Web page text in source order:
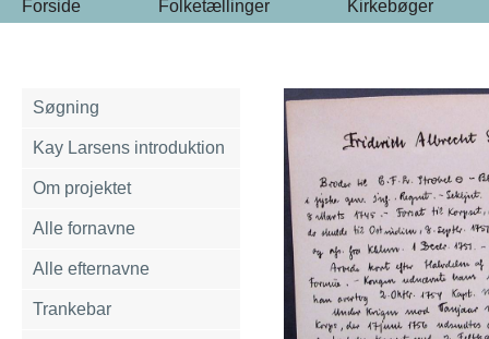
Forside Folketællinger Kirkebøger
Søgning
Kay Larsens introduktion
Om projektet
Alle fornavne
Alle efternavne
Trankebar